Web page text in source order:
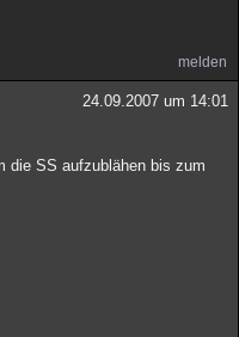
melden
24.09.2007 um 14:01
die SS aufzublähen bis zum